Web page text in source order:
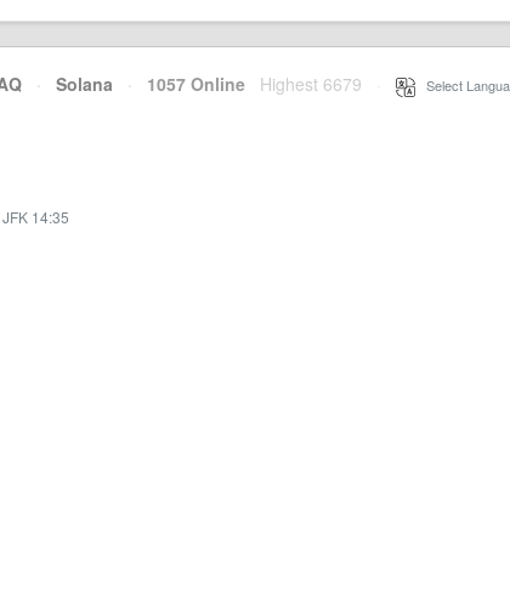
· Solana · 1057 Online Highest 6679 Select
JFK 14:35